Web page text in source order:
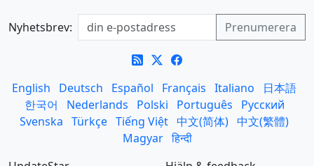
Nyhetsbrev:
English Deutsch Español Français Italiano
日本語
한국어
Nederlands Polski Português
Русский
Svenska Türkçe Tiếng Việt 中文(简体) 中文(繁體)
Magyar हिन्दी